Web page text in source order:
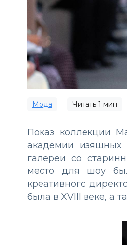
Мода Читать 1 мин
Показ коллекции
академии изящных
галереи со
место для шоу
креативного
была в XVIII веке, а